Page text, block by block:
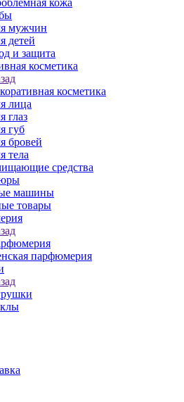
кожа
мужчин
детей
и защита
косметика
косметика
лица
глаз
губ
бровей
тела
средства
машины
товары
парфюмерия